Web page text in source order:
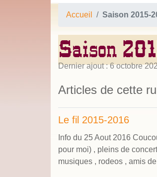
Accueil Saison 2015-
Saison
Dernier ajout : 6 octobre
Articles de cette
Le fil 2015-2016
Info du 25 Aout 2016
pour moi) , pleins de
musiques , rodeos , amis